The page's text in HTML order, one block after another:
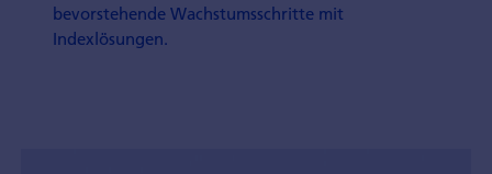
bevorstehende Wachstumsschritte mit
Indexlösungen.